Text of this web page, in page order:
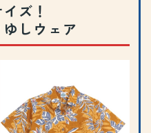
ズ！
しウェア